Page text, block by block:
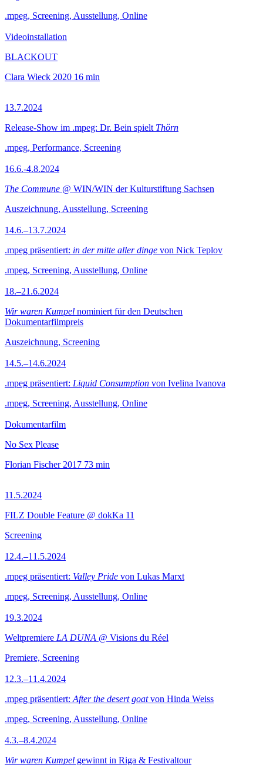
.mpeg, Screening, Ausstellung, Online
Videoinstallation
BLACKOUT
Clara Wieck 2020 16 min
13.7.2024
Release-Show im .mpeg: Dr. Bein spielt Thörn
.mpeg, Performance, Screening
16.6.-4.8.2024
The Commune @ WIN/WIN der Kulturstiftung Sachsen
Auszeichnung, Ausstellung, Screening
14.6.–13.7.2024
.mpeg präsentiert: in der mitte aller dinge von Nick Teplov
.mpeg, Screening, Ausstellung, Online
18.–21.6.2024
Wir waren Kumpel nominiert für den Deutschen
Dokumentarfilmpreis
Auszeichnung, Screening
14.5.–14.6.2024
.mpeg präsentiert: Liquid Consumption von Ivelina Ivanova
.mpeg, Screening, Ausstellung, Online
Dokumentarfilm
No Sex Please
Florian Fischer 2017 73 min
11.5.2024
FILZ Double Feature @ dokKa 11
Screening
12.4.–11.5.2024
.mpeg präsentiert: Valley Pride von Lukas Marxt
.mpeg, Screening, Ausstellung, Online
19.3.2024
Weltpremiere LA DUNA @ Visions du Réel
Premiere, Screening
12.3.–11.4.2024
.mpeg präsentiert: After the desert goatvon Hinda Weiss
.mpeg, Screening, Ausstellung, Online
4.3.–8.4.2024
Wir waren Kumpel gewinnt in Riga & Festivaltour